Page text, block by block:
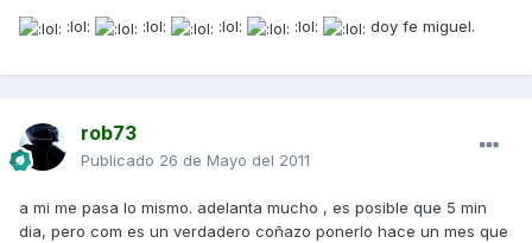
:lol: :lol: :lol: :lol: doy fe miguel.
rob73
Publicado 26 de Mayo del 2011
a mi me pasa lo mismo. adelanta mucho , es posible que 5 min
dia, pero com es un verdadero coñazo ponerlo hace un mes que